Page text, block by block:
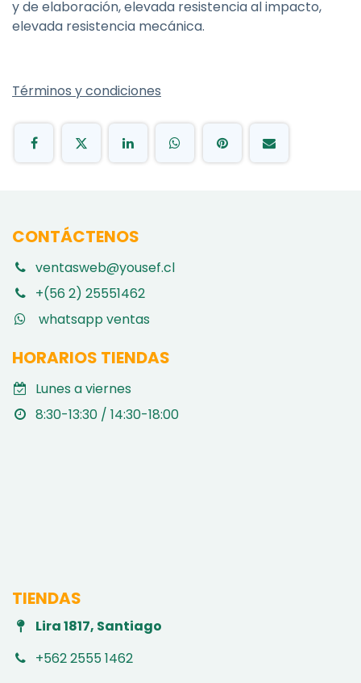
y de elaboración, elevada resistencia al impacto,
elevada resistencia mecánica.
Términos y condiciones
CONTÁCTENOS
ventasweb@yousef.cl
+(56 2) 25551462
whatsapp ventas
HORARIOS TIENDAS
Lunes a viernes
8:30-13:30 / 14:30-18:00
TIENDAS
Lira 1817, Santiago
+562 2555 1462